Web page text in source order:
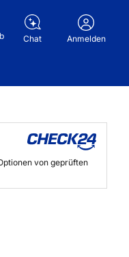
Chat Anmelden
von geprüften